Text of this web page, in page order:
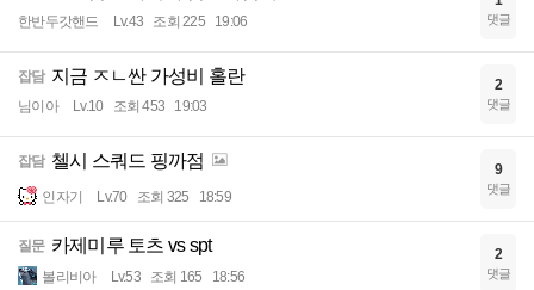
한반두갓핸드 Lv.43 조회 225 19:06 댓글
잡담 지금 ㅈㄴ싼 가성비 홀란
님이아 Lv.10 조회 453 19:03
2
댓글
잡담 첼시 스쿼드 핑까점
인자기 Lv.70 조회 325 18:59
9
댓글
질문 카제미루 토츠 vs spt
볼리비아 Lv.53 조회 165 18:56
2
댓글